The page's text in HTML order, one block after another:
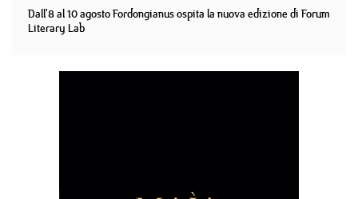
Dall'8 al 10 agosto Fordongianus ospita la nuova edizione di Forum
Literary Lab